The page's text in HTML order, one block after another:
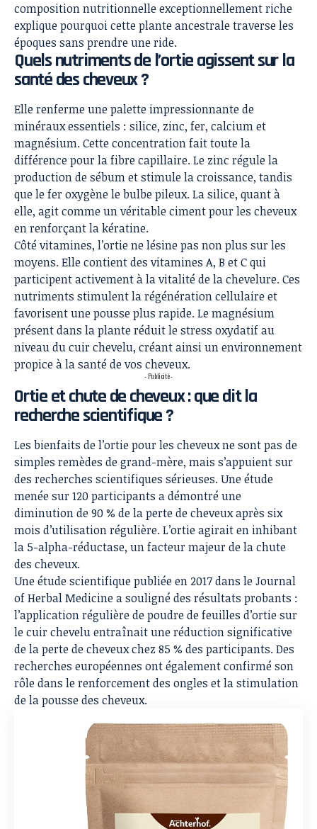
composition nutritionnelle exceptionnellement riche
explique pourquoi cette plante ancestrale traverse les
époques sans prendre une ride.
Quels nutriments de l’ortie agissent sur la
santé des cheveux ?
Elle renferme une palette impressionnante de
minéraux essentiels : silice, zinc, fer, calcium et
magnésium. Cette concentration fait toute la
différence pour la fibre capillaire. Le zinc régule la
production de sébum et stimule la croissance, tandis
que le fer oxygène le bulbe pileux. La silice, quant à
elle, agit comme un véritable ciment pour les cheveux
en renforçant la kératine.
Côté vitamines, l’ortie ne lésine pas non plus sur les
moyens. Elle contient des vitamines A, B et C qui
participent activement à la vitalité de la chevelure. Ces
nutriments stimulent la régénération cellulaire et
favorisent une pousse plus rapide. Le magnésium
présent dans la plante réduit le stress oxydatif au
niveau du cuir chevelu, créant ainsi un environnement
propice à la santé de vos cheveux.
- Publicité -
Ortie et chute de cheveux : que dit la
recherche scientifique ?
Les bienfaits de l’ortie pour les cheveux ne sont pas de
simples remèdes de grand-mère, mais s’appuient sur
des recherches scientifiques sérieuses. Une étude
menée sur 120 participants a démontré une
diminution de 90 % de la perte de cheveux après six
mois d’utilisation régulière. L’ortie agirait en inhibant
la 5-alpha-réductase, un facteur majeur dela chute
des cheveux.
Uneétude scientifiquepubliée en 2017 dans le Journal
of Herbal Medicine a souligné des résultats probants :
l’application régulière de poudre de feuilles d’ortie sur
le cuir chevelu entraînaitune réduction significative
de la perte de cheveuxchez 85 % des participants. Des
recherches européennes ont également confirmé son
rôle dans le renforcement des ongles et la stimulation
de la pousse des cheveux.